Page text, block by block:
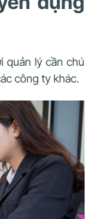
quản lý cần chú
công ty khác.